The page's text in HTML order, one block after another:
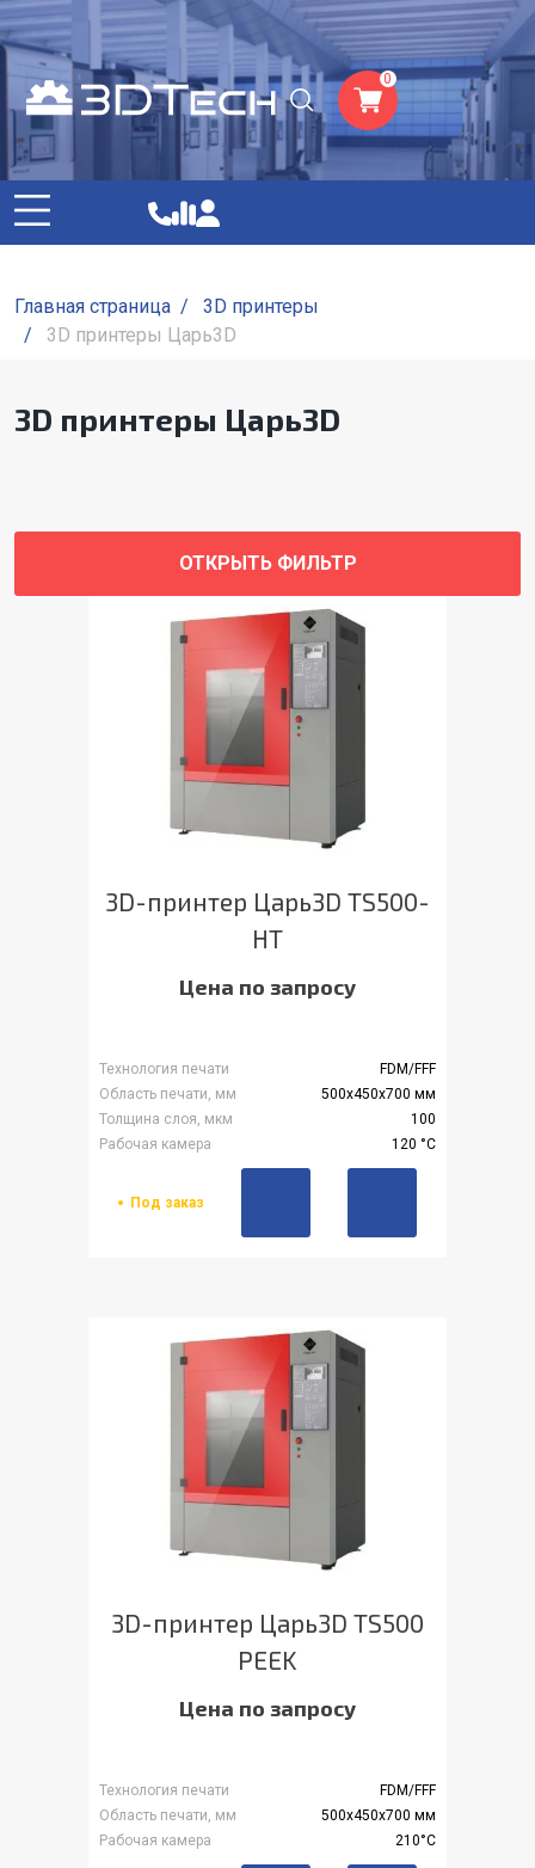
0
Главная страница /
3D принтеры
/
3D принтеры Царь3D
3D принтеры Царь3D
ОТКРЫТЬ ФИЛЬТР
3D-принтер Царь3D TS500-
HT
Цена по запросу
Технология печати
FDM/FFF
Область печати, мм
500х450х700 мм
Толщина слоя, мкм
100
Рабочая камера
120 °C
Под заказ
3D-принтер Царь3D TS500
PEEK
Цена по запросу
Технология печати
FDM/FFF
Область печати, мм
500x450x700 мм
Рабочая камера
210°С